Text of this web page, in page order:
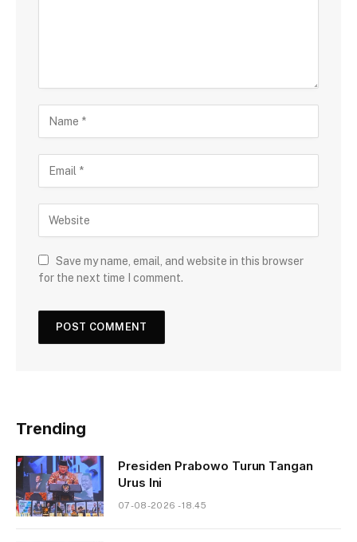
Save my name, email, and website in this browser
for the next time I comment.
Trending
Presiden Prabowo Turun Tangan
Urus Ini
07-08-2026 - 18.45